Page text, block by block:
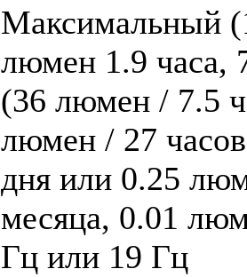
Максимальный
люмен 1.9 часа,
(36 люмен / 7.5
люмен / 27
дня или 0.25
месяца, 0.01
Гц или 19 Гц